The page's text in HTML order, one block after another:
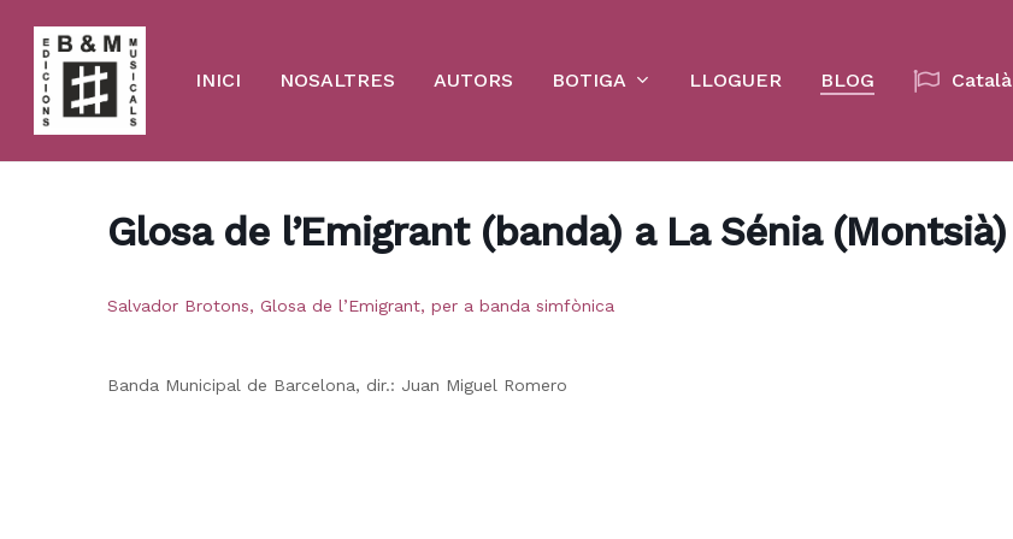
main
content
INICI NOSALTRES AUTORS BOTIGA LLOGUER BLOG Català
Glosa de l’Emigrant (banda) a La Sénia (Montsià)
Salvador Brotons, Glosa de l’Emigrant, per a banda simfònica
Banda Municipal de Barcelona, dir.: Juan Miguel Romero